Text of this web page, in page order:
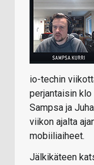
io-techin
perjantaisin
Sampsa ja
viikon ajalta
mobiiliaiheet.
Jälkikäteen